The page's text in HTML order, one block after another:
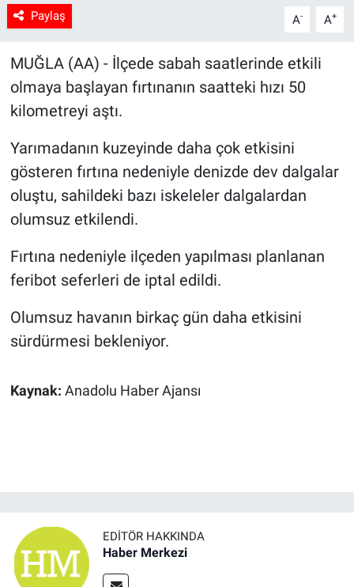
Paylaş A- A+
MUĞLA (AA) - İlçede sabah saatlerinde etkili
olmaya başlayan fırtınanın saatteki hızı 50
kilometreyi aştı.
Yarımadanın kuzeyinde daha çok etkisini
gösteren fırtına nedeniyle denizde dev dalgalar
oluştu, sahildeki bazı iskeleler dalgalardan
olumsuz etkilendi.
Fırtına nedeniyle ilçeden yapılması planlanan
feribot seferleri de iptal edildi.
Olumsuz havanın birkaç gün daha etkisini
sürdürmesi bekleniyor.
Kaynak: Anadolu Haber Ajansı
EDITÖR HAKKINDA
Haber Merkezi
Tarım